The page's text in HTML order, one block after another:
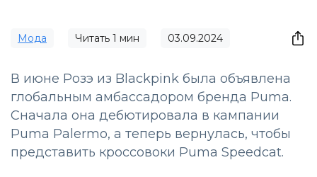
Мода Читать 1 мин 03.09.2024
В июне Розэ из Blackpink была объявлена
глобальным амбассадором бренда Puma.
Сначала она дебютировала в кампании
Puma Palermo, а теперь вернулась, чтобы
представить кроссовоки Puma Speedcat.